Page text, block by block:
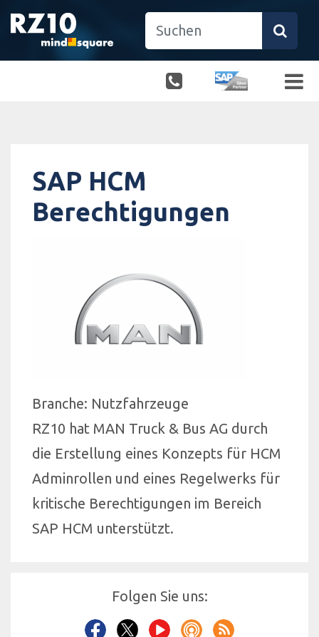
SAP HCM
Berechtigungen
Branche: Nutzfahrzeuge
RZ10 hat MAN Truck & Bus AG durch
die Erstellung eines Konzepts für HCM
Adminrollen und eines Regelwerks für
kritische Berechtigungen im Bereich
SAP HCM unterstützt.
Folgen Sie uns: